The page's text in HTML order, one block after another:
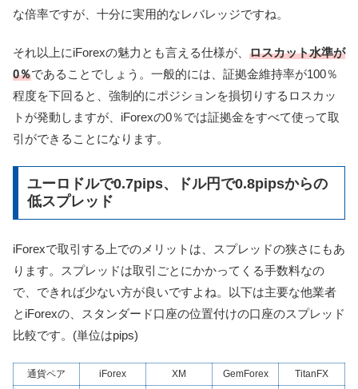
な倍率ですが、十分に実用的なレバレッジですね。
それ以上にiForexの魅力とも言える仕様が、 ロスカット水準が
0％であることでしょう。一般的には、証拠金維持率が100％
程度を下回ると、強制的にポジションを損切りするロスカッ
トが発動しますが、iForexの0％では証拠金をすべて使って取
引ができることになります。
ユーロドルで0.7pips、ドル円で0.8pipsからの
低スプレッド
iForexで取引する上でのメリットは、スプレッドの狭さにもあ
ります。スプレッドは取引ごとにかかってくる手数料なの
で、できれば少ない方が良いですよね。以下は主要な他業者
とiForexの、スタンダード口座の位置付けの口座のスプレッド
比較です。(単位はpips)
通貨ペア iForex XM GemForex
TitanFX